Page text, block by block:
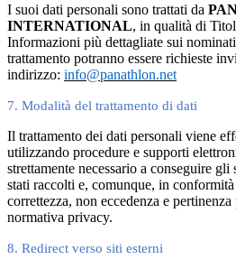
I suoi dati personali sono trattati da
INTERNATIONAL, in qualità di
Informazioni più dettagliate sui
trattamento potranno essere richieste
indirizzo: info@panathlon.net
7. Modalità del trattamento di dati
Il trattamento dei dati personali viene
utilizzando procedure e supporti
strettamente necessario a conseguire
stati raccolti e, comunque, in
correttezza, non eccedenza e
normativa privacy.
8. Redirect verso siti esterni